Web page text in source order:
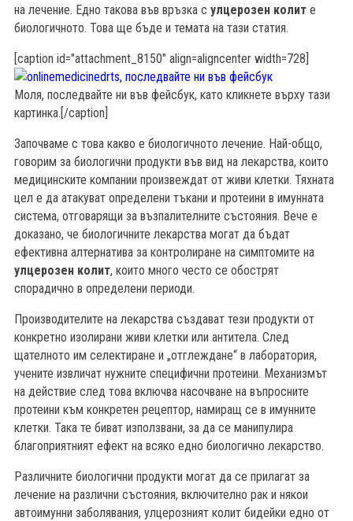
на лечение. Едно такова във връзка с улцерозен колите
биологичното. Това ще бъде и темата на тази статия.
[caption id="attachment_8150" align=aligncenter width=728]
Моля, последвайте ни във фейсбук, като кликнете върху тази
картинка.[/caption]
Започваме с това какво е биологичното лечение. Най-общо,
говорим за биологични продукти във вид на лекарства, които
медицинските компании произвеждат от живи клетки. Тяхната
цел е да атакуват определени тъкани и протеини в имунната
система, отговарящи за възпалителните състояния. Вече е
доказано, че биологичните лекарства могат да бъдат
ефективна алтернатива за контролиране на симптомите на
улцерозен колит, които много често се обострят
спорадично в определени периоди.
Производителите на лекарства създават тези продукти от
конкретно изолирани живи клетки или антитела. След
щателното им селектиране и „отглеждане“ в лаборатория,
учените извличат нужните специфични протеини. Механизмът
на действие след това включва насочване на въпросните
протеини към конкретен рецептор, намиращ се в имунните
клетки. Така те биват използвани, за да се манипулира
благоприятният ефект на всяко едно биологично лекарство.
Различните биологични продукти могат да се прилагат за
лечение на различни състояния, включително рак и някои
автоимунни заболявания, улцерозният колит бидейки едно от